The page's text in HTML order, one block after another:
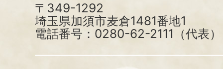
〒349-1292
埼玉県加須市麦倉1481番地1
電話番号：0280-62-2111（代表）